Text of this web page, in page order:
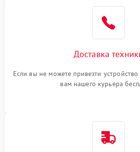
Доставка
Если вы не можете привезти
вам нашего курьера